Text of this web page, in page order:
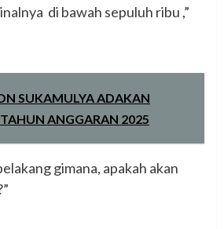
di bawah sepuluh ribu ,”
SUKAMULYA ADAKAN
ANGGARAN 2025
gimana, apakah akan